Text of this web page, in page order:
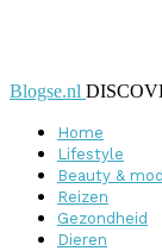
Blogse.nl
Home
Lifestyle
Beauty &
Reizen
Gezondheid
Dieren